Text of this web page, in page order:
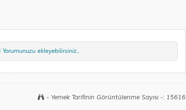
ekleyebilirsiniz..
- Yemek Tarifinin Görüntülenme Sayısı -: 15616